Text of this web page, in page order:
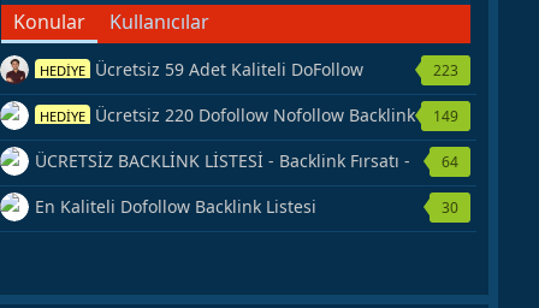
Konular
Kullanıcılar
HEDİYE Ücretsiz 59 Adet Kaliteli DoFollow
Backlink Kaynağı Veriyorum.
223
HEDİYE Ücretsiz 220 Dofollow Nofollow Backlink
Veriyorum
149
ÜCRETSİZ BACKLİNK LİSTESİ - Backlink Fırsatı -
Hemen Yetiş!
64
En Kaliteli Dofollow Backlink Listesi 30